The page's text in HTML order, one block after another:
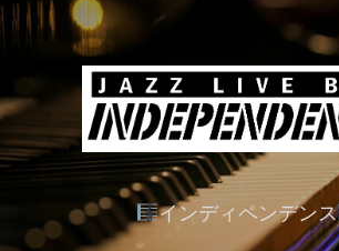
ス
インディペンデンス